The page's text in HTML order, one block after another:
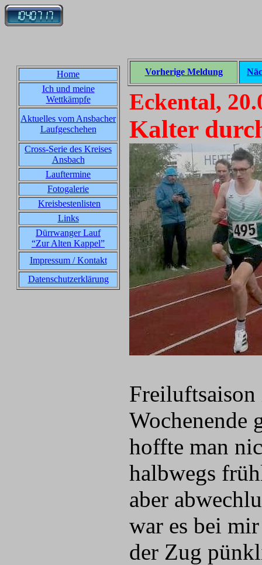
Home
Ich und meine
Wettkämpfe
Aktuelles vom Ansbacher
Laufgeschehen
Cross-Serie des Kreises
Ansbach
Lauftermine
Fotogalerie
Kreisbestenlisten
Links
Dürrwanger Lauf
“Zur Alten Kappel”
Impressum / Kontakt
Datenschutzerklärung
Vorherige Meldung
Eckental,
Kalter
Freiluftsaison
Wochenende
hoffte man
halbwegs
aber
war es bei
der Zug